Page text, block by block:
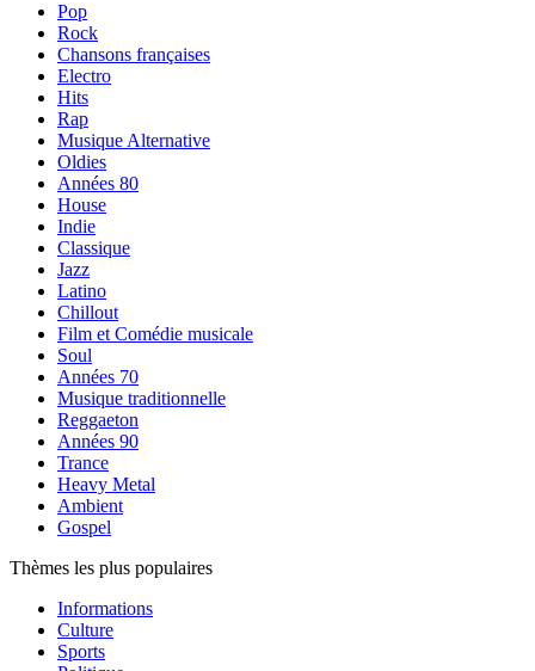
Pop
Rock
Chansons françaises
Electro
Hits
Rap
Musique Alternative
Oldies
Années 80
House
Indie
Classique
Jazz
Latino
Chillout
Film et Comédie musicale
Soul
Années 70
Musique traditionnelle
Reggaeton
Années 90
Trance
Heavy Metal
Ambient
Gospel
Thèmes les plus populaires
Informations
Culture
Sports